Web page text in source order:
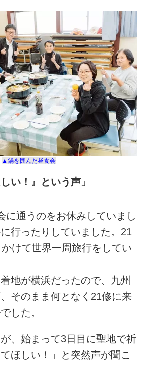
▲鍋を囲んだ昼食会
い！』という声」
に通うのをお休みしていまし
行ったりしていました。 21
かけて世界一周旅行をしてい
地が横浜だったので、九州
そのまま何となく 21修に来
した。
、始まって3日目に聖地で祈
ほしい！」と突然声が聞こ